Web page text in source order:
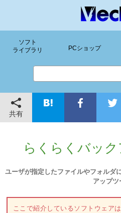
ソフト
ライブラリ
PCショップ
共有
らくらくバッ
ユーザが指定したファイルやフォルダ
アップツ
ここで紹介しているソフトウェア